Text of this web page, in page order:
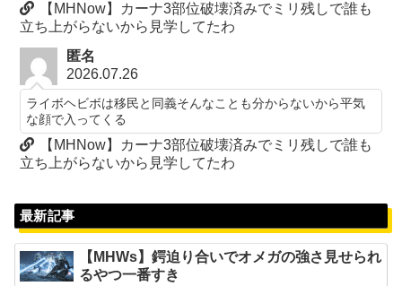
【MHNow】カーナ3部位破壊済みでミリ残しで誰も
立ち上がらないから見学してたわ
匿名
2026.07.26
ライボヘビボは移民と同義そんなことも分からないから平気
な顔で入ってくる
【MHNow】カーナ3部位破壊済みでミリ残しで誰も
立ち上がらないから見学してたわ
最新記事
【MHWs】鍔迫り合いでオメガの強さ見せられ
るやつ一番すき